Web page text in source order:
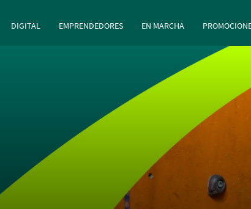
DIGITAL EMPRENDEDORES EN MARCHA